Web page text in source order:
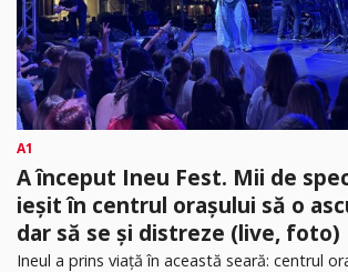
A1
A început Ineu Fest. Mii de
ieșit în centrul orașului să o
dar să se și distreze (live, foto)
Ineul a prins viață în această seară: centrul